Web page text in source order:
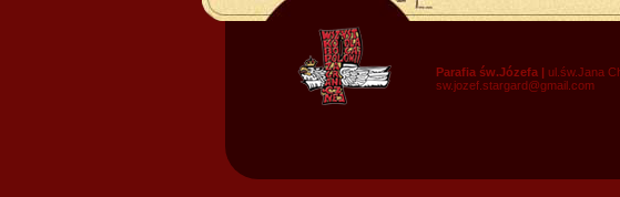
Parafia św.Józefa | ul.św.Jana
sw.jozef.stargard@gmail.com